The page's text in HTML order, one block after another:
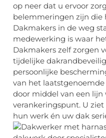
op neer dat u ervoor
belemmeringen zijn die
Dakmakers in de weg
medewerking is waar
Dakmakers zelf zorgen
tijdelijke
persoonlijke
van het
door middel van een lijn
verankeringspunt. U
hun werk én uw dak